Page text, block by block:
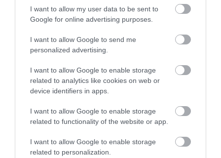
I want to allow my user data to be sent to
Google for online advertising purposes.
I want to allow Google to send me
personalized advertising.
I want to allow Google to enable storage
related to analytics like cookies on web or
device identifiers in apps.
I want to allow Google to enable storage
related to functionality of the website or app.
I want to allow Google to enable storage
related to personalization.